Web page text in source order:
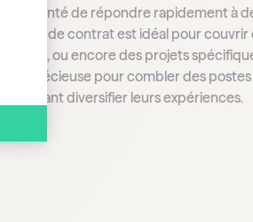
de santé de répondre rapidement à
type de contrat est idéal pour couvrir
ou encore des projets
précieuse pour combler des
diversifier leurs expériences.